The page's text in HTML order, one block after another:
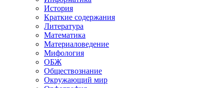
История
Краткие содержания
Литература
Математика
Материаловедение
Мифология
ОБЖ
Обществознание
Окружающий мир